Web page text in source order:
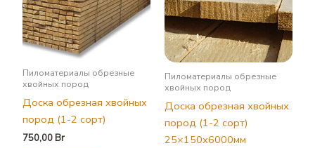
Пиломатериалы обрезные
хвойных пород
Доска обрезная хвойных
пород (1-2 сорт)
750,00Br
Пиломатериалы обрезные
хвойных пород
Доска обрезная хвойных
пород (1-2 сорт)
25×150х6000мм